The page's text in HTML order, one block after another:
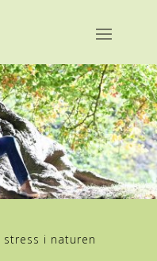
i naturen